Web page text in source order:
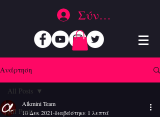
Σύνδεση
Ανάρτηση
All Posts
All Posts
Alkmini Team
10 Δεκ 2021 διαβάστηκε 1 λεπτά